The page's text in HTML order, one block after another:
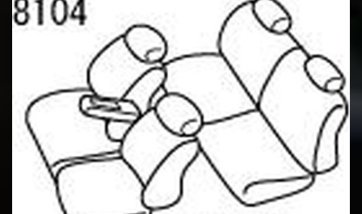
④Brown ⑤Dark Brown ⑥Yellow
①Beige ③Red
④Brown ⑤Dark Brown ⑥Yellow
刺繍は下記21種類からご選択ください。
②Gray ③Red
ください
刺繍は下記21種類からご選択ください。
①Black ②Gray ③Light gray
ください
刺繍は下記21種類からご選択ください。
①Black ②Gray ③Light gray